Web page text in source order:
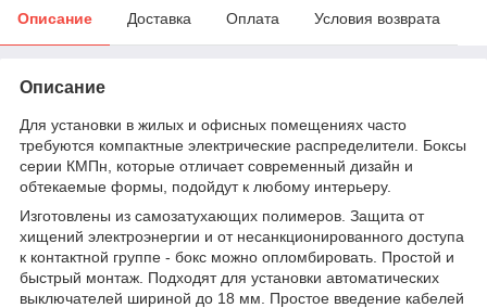
Описание Доставка Оплата Условия возврата
Описание
Для установки в жилых и офисных помещениях часто
требуются компактные электрические распределители. Боксы
серии КМПн, которые отличает современный дизайн и
обтекаемые формы, подойдут к любому интерьеру.
Изготовлены из самозатухающих полимеров. Защита от
хищений электроэнергии и от несанкционированного доступа
к контактной группе - бокс можно опломбировать. Простой и
быстрый монтаж. Подходят для установки автоматических
выключателей шириной до 18 мм. Простое введение кабелей